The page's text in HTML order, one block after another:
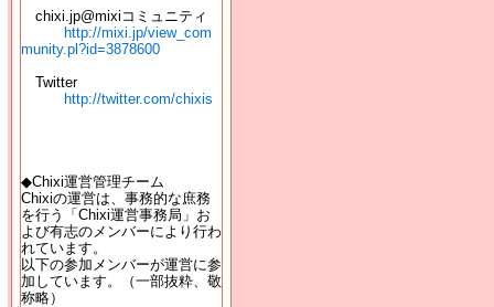
chixi.jp@mixiコミュニティ
http://mixi.jp/view_com
munity.pl?id=3878600
Twitter
http://twitter.com/chixis
◆Chixi運営管理チーム
Chixiの運営は、事務的な庶務
を行う「Chixi運営事務局」お
よび有志のメンバーにより行わ
れています。
以下の参加メンバーが運営に参
加しています。（一部抜粋、敬
称略）